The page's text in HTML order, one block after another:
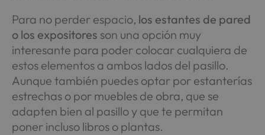
Para no perder espacio, los estantes de pared
o los expositores son una opción muy
interesante para poder colocar cualquiera de
estos elementos a ambos lados del pasillo.
Aunque también puedes optar por estanterías
estrechas o por muebles de obra, que se
adapten bien al pasillo y que te permitan
poner incluso libros o plantas.